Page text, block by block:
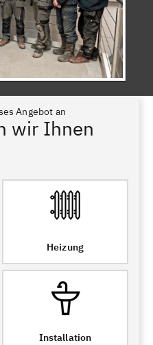
Angebot an
wir Ihnen
Heizung
Installation